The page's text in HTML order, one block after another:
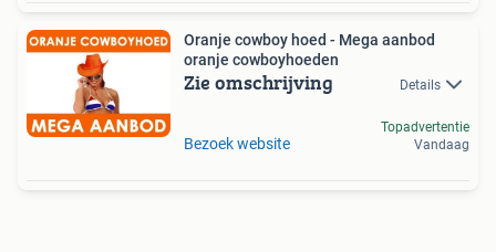
Oranje cowboy hoed - Mega aanbod
oranje cowboyhoeden
Zie omschrijving Details
Bezoek website
Topadvertentie
Vandaag